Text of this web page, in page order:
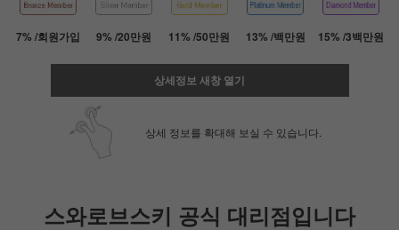
페이코 ID로 페
7% /회원가입 9% /20만원 11% /50만원 13% /백만원 15% /3백만원
상세정보 새창 열기
상세 정보를 확대해 보실 수 있습니다.
스와로브스키 공식 대리점입니다